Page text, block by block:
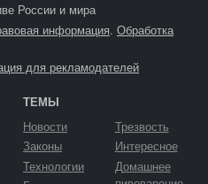
России и мира
информация. Обработка
для рекламодателей
ТЕМЫ
Новости
Законы
Технологии
Трезвость
Интересное
Домашнее